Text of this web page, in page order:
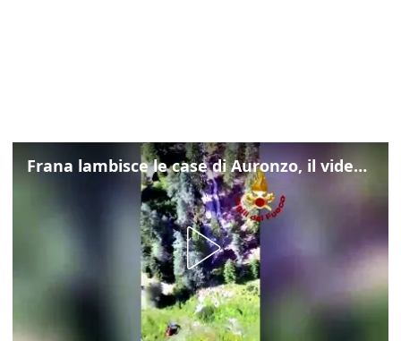
Frana lambisce le case di Auronzo, il video dall'elicottero dei vigili del fuoco